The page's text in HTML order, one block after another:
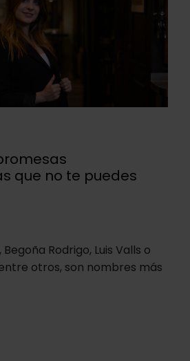
que no te puedes
Rodrigo, Luis Valls o
otros, son nombres más